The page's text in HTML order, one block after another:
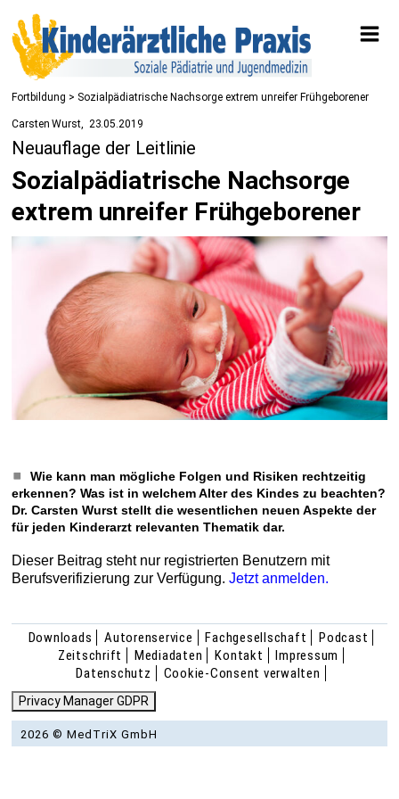
Fortbildung > Sozialpädiatrische Nachsorge extrem unreifer Frühgeborener
Carsten Wurst 23.05.2019
Neuauflage der Leitlinie
Sozialpädiatrische Nachsorge
extrem unreifer Frühgeborener
Wie kann man mögliche Folgen und Risiken rechtzeitig
erkennen? Was ist in welchem Alter des Kindes zu beachten?
Dr. Carsten Wurst stellt die wesentlichen neuen Aspekte der
für jeden Kinderarzt relevanten Thematik dar.
Dieser Beitrag steht nur registrierten Benutzern mit
Berufsverifizierung zur Verfügung.Jetzt anmelden.
Downloads Autorenservice Fachgesellschaft
Podcast
Zeitschrift
Mediadaten Kontakt
Impressum
Datenschutz
Cookie-Consent verwalten
Privacy Manager GDPR
2026 © MedTriX GmbH